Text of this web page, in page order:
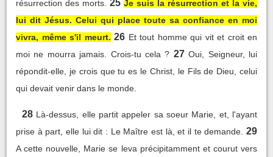
résurrection des morts. 25 Je suis la résurrection et la vie,
lui dit Jésus. Celui qui place toute sa confiance en moi
vivra, même s'il meurt. 26 Et tout homme qui vit et croit en
moi ne mourra jamais. Crois-tu cela ? 27 Oui, Seigneur, lui
répondit-elle, je crois que tu es le Christ, le Fils de Dieu, celui
qui devait venir dans le monde.
28 Là-dessus, elle partit appeler sa soeur Marie, et, l'ayant
prise à part, elle lui dit : Le Maître est là, et il te demande. 29
A cette nouvelle, Marie se leva précipitamment et courut vers